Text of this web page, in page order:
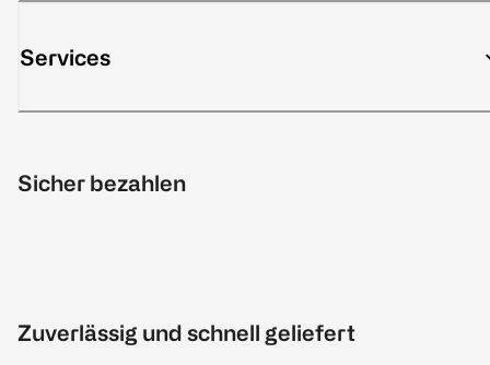
Services
Sicher bezahlen
Zuverlässig und schnell geliefert